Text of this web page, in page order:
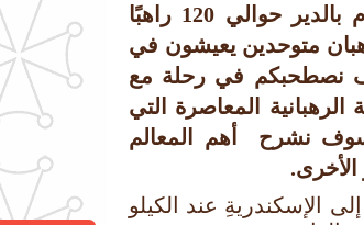
مقار وهو عامر منذ ذلك الزمن. يوجد اليوم بالدير حوالي 120 راهبًا
معًا داخل المجمع منهم 6 رهبان متوحدين يعيشون في
نصطحبكم في رحلة مع
الرهبانية المعاصرة التي
نشرح أهم المعالم
الأخرى.
الإسكندريةِ عند الكيلو